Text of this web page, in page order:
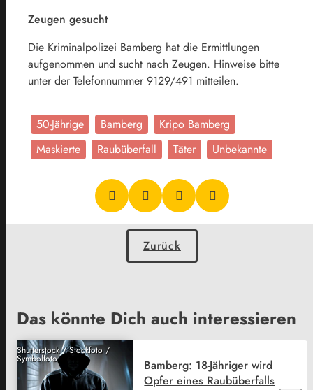
Zeugen gesucht
Die Kriminalpolizei Bamberg hat die Ermittlungen
aufgenommen und sucht nach Zeugen. Hinweise bitte
unter der Telefonnummer 9129/491 mitteilen.
50-Jährige Bamberg
Kripo Bamberg
Maskierte
Raubüberfall Täter Unbekannte
Zurück
Das könnte Dich auch interessieren
Shutterstock / Stockfoto /
Symbolfoto
Bamberg: 18-Jähriger wird
Opfer eines Raubüberfalls